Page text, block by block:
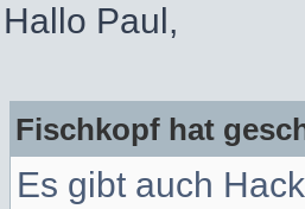
Hallo Paul,
Fischkopf hat
Es gibt auch